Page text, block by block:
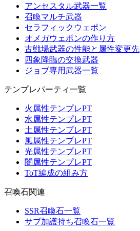
アンセスタル武器一覧
召喚マルチ武器
セラフィックウェポン
オメガウェポンの作り方
古戦場武器の性能と属性変更先
四象降臨の交換武器
ジョブ専用武器一覧
テンプレパーティ一覧
火属性テンプレPT
水属性テンプレPT
土属性テンプレPT
風属性テンプレPT
光属性テンプレPT
闇属性テンプレPT
ToT編成の組み方
召喚石関連
SSR召喚石一覧
サブ加護持ち召喚石一覧